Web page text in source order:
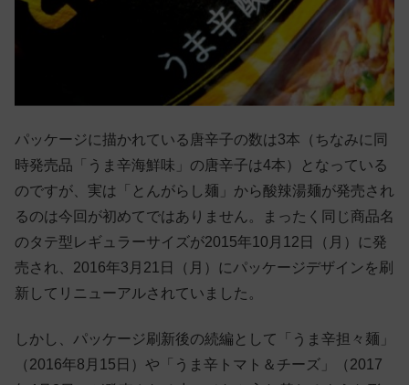
パッケージに描かれている唐辛子の数は3本（ちなみに同
時発売品「うま辛海鮮味」の唐辛子は4本）となっている
のですが、実は「とんがらし麺」から酸辣湯麺が発売され
るのは今回が初めてではありません。まったく同じ商品名
のタテ型レギュラーサイズが2015年10月12日（月）に発
売され、2016年3月21日（月）にパッケージデザインを刷
新してリニューアルされていました。
しかし、パッケージ刷新後の続編として「うま辛担々麺」
（2016年8月15日）や「うま辛トマト＆チーズ」（2017